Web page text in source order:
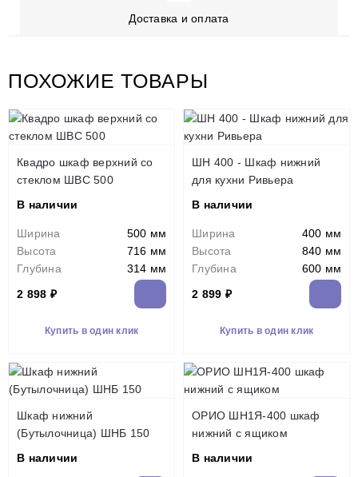
Доставка и оплата
ПОХОЖИЕ ТОВАРЫ
Квадро шкаф верхний со
стеклом ШВС 500
В наличии
Ширина
500 мм
Высота
716 мм
Глубина
314 мм
2 898 ₽
Купить в один клик
ШН 400 - Шкаф нижний
для кухни Ривьера
В наличии
Ширина
400 мм
Высота
840 мм
Глубина
600 мм
2 899 ₽
Купить в один клик
Шкаф нижний
(Бутылочница) ШНБ 150
В наличии
ОРИО ШН1Я-400 шкаф
нижний с ящиком
В наличии